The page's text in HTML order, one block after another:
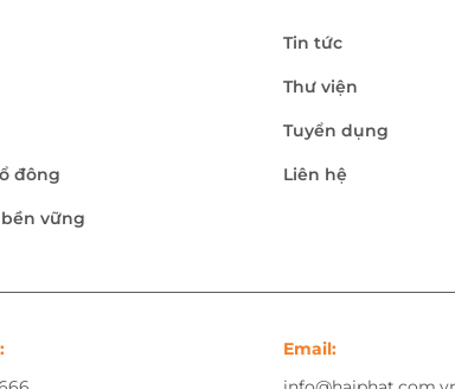
đông
vững
Tin tức
Thư viện
Tuyển dụng
Liên hệ
Email: